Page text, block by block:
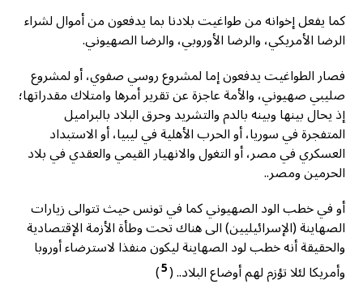
كما يفعل إخوانه من طواغيت بلادنا بما يدفعون من أموال لشراء
الرضا الأمريكي، والرضا الأوروبي، والرضا الصهيوني.
فصار الطواغيت يدفعون إما لمشروع روسي صفوي، أو لمشروع
صليبي صهيوني، والأمة عاجزة عن تقرير أمرها وامتلاك مقدراتها؛
إذ يحال بينها وبينه بالدم والتشريد وحرق البلاد بالبراميل
المتفجرة في سوريا، أو الحرب الأهلية في ليبيا، أو الاستبداد
العسكري في مصر، أو التغول والانهيار القيمي والعقدي في بلاد
الحرمين ومصر..
أو في خطب الود الصهيوني كما في تونس حيث تتوالى زيارات
الصهاينة (الإسرائيليين) الى هناك تحت وطأة الأزمة الإقتصادية
والحقيقة أنه خطب لود الصهاينة ليكون منفذا لاسترضاء أوروبا
وأمريكا لئلا تؤزم لهم أوضاع البلاد.. (5
)